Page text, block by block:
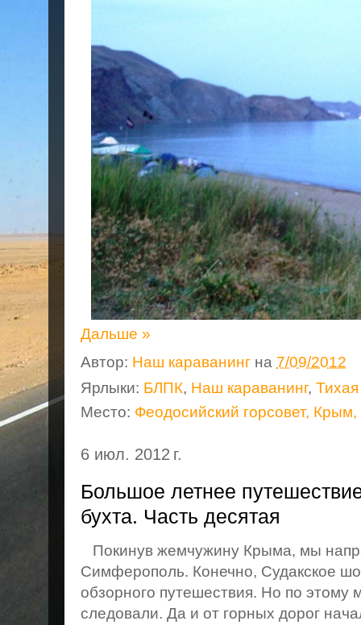
Дальше »
Автор: Наш караванинг на 7/09/2012
Ярлыки: БЛПК, Наш караванинг,
Место: Феодосийский горсовет, Крым,
6 июл. 2012 г.
Большое летнее
бухта. Часть десятая
Покинув жемчужину Крыма, мы
Симферополь. Конечно, Судакское
обзорного путешествия. Но по
следовали. Да и от горных дорог